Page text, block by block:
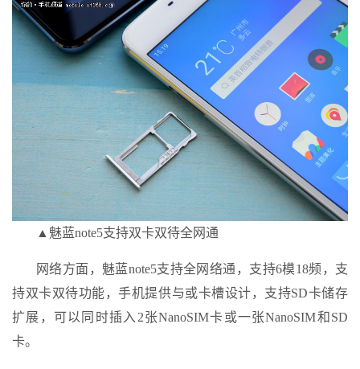
▲魅蓝note5支持双卡双待全网通
网络方面，魅蓝note5支持全网络通，支持6模18频，支
持双卡双待功能，手机提供与或卡槽设计，支持SD卡储存
扩展，可以同时插入2张NanoSIM卡或一张NanoSIM和SD
卡。